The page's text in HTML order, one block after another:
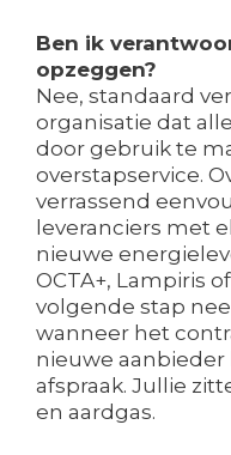
Ben ik
opzeggen?
Nee, standaard
organisatie dat
door gebruik te
overstapservice.
verrassend
leveranciers met
nieuwe
OCTA+, Lampiris
volgende stap
wanneer het
nieuwe
afspraak. Jullie
en aardgas.